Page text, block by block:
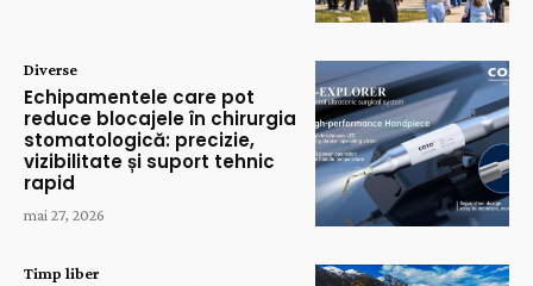
Diverse
Echipamentele care pot
reduce blocajele în chirurgia
stomatologică: precizie,
vizibilitate și suport tehnic
rapid
mai 27, 2026
Timp liber